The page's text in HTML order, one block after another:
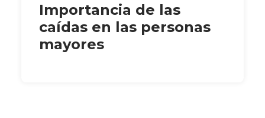
Importancia de las
caídas en las personas
mayores